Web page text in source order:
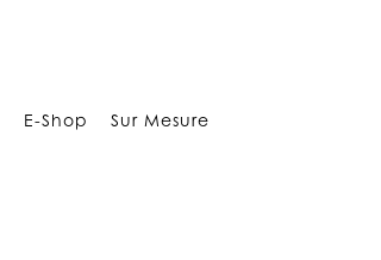
E-Shop Sur Mesure